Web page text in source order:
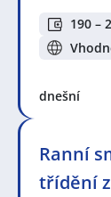
190 –
dnešní
Ranní
třídění